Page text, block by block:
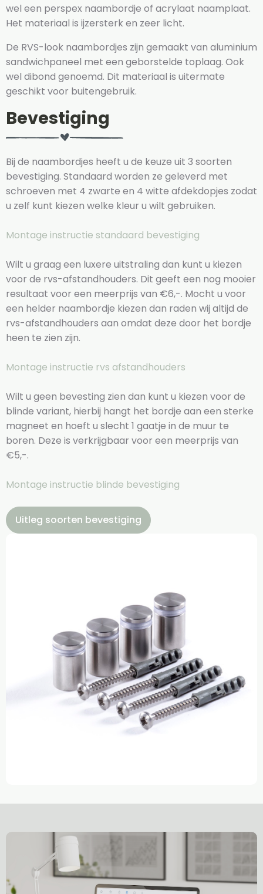
wel een perspex naambordje of acrylaat naamplaat.
Het materiaal is ijzersterk en zeer licht.
De RVS-look naambordjes zijn gemaakt van aluminium
sandwichpaneel met een geborstelde toplaag. Ook
wel dibond genoemd. Dit materiaal is uitermate
geschikt voor buitengebruik.
Bevestiging
Bij de naambordjes heeft u de keuze uit 3 soorten
bevestiging. Standaard worden ze geleverd met
schroeven met 4 zwarte en 4 witte afdekdopjes zodat
u zelf kunt kiezen welke kleur u wilt gebruiken.
Montage instructie standaard bevestiging
Wilt u graag een luxere uitstraling dan kunt u kiezen
voor de rvs-afstandhouders. Dit geeft een nog mooier
resultaat voor een meerprijs van €6,-. Mocht u voor
een helder naambordje kiezen dan raden wij altijd de
rvs-afstandhouders aan omdat deze door het bordje
heen te zien zijn.
Montage instructie rvs afstandhouders
Wilt u geen bevesting zien dan kunt u kiezen voor de
blinde variant, hierbij hangt het bordje aan een sterke
magneet en hoeft u slecht 1 gaatje in de muur te
boren. Deze is verkrijgbaar voor een meerprijs van
€5,-.
Montage instructie blinde bevestiging
Uitleg soorten bevestiging